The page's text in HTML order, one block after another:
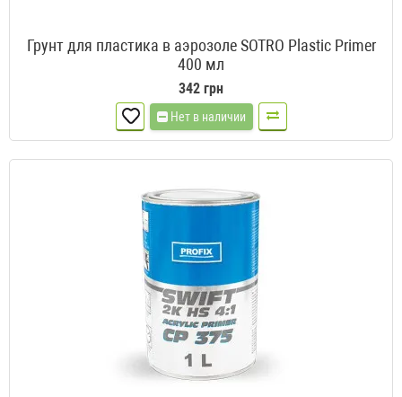
Грунт для пластика в аэрозоле SOTRO Plastic Primer
400 мл
342 грн
Нет в наличии